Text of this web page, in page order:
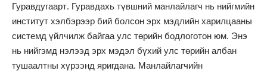
Гуравдугаарт. Гуравдахь түвшний манлайлагч нь нийгмийн
институт хэлбэрээр бий болсон эрх мэдлийн харилцааны
системд үйлчилж байгаа улс төрийн бодлоготон юм. Энэ
нь нийгэмд нэлээд эрх мэдэл бүхий улс төрийн албан
тушаалтны хүрээнд яригдана. Манлайлагчийн